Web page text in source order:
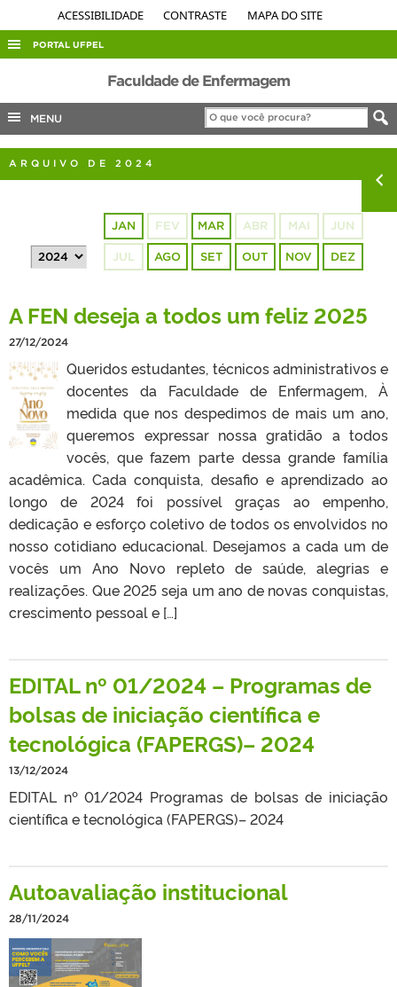
ACESSIBILIDADE CONTRASTE MAPA DO SITE
PORTAL UFPEL
ACESSO À INFORMAÇÃO
AUDITORIA
COBALTO
CONCURSOS
OUVIDORIA
TELEFONES
Faculdade de Enfermagem
MENU
ARQUIVO DE 2024
JAN FEV MAR ABR MAI JUN
JUL AGO SET OUT NOV DEZ
A FEN deseja a todos um feliz 2025
27/12/2024
Queridos estudantes, técnicos administrativos e
docentes da Faculdade de Enfermagem, À
medida que nos despedimos de mais um ano,
queremos expressar nossa gratidão a todos
vocês, que fazem parte dessa grande família
acadêmica. Cada conquista, desafio e aprendizado ao
longo de 2024 foi possível graças ao empenho,
dedicação e esforço coletivo de todos os envolvidos no
nosso cotidiano educacional. Desejamos a cada um de
vocês um Ano Novo repleto de saúde, alegrias e
realizações. Que 2025 seja um ano de novas conquistas,
crescimento pessoal e […]
EDITAL nº 01/2024 – Programas de
bolsas de iniciação científica e
tecnológica (FAPERGS)– 2024
13/12/2024
EDITAL nº 01/2024 Programas de bolsas de iniciação
científica e tecnológica (FAPERGS)– 2024
Autoavaliação institucional
28/11/2024